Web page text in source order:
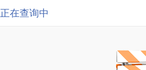
正在查询中